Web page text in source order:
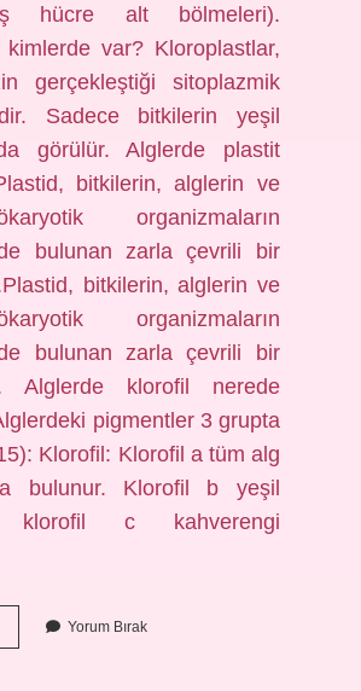
hücre alt bölmeleri).
kimlerde var? Kloroplastlar,
gerçekleştiği sitoplazmik
Sadece bitkilerin yeşil
görülür. Alglerde plastit
bitkilerin, alglerin ve
organizmaların
bulunan zarla çevrili bir
bitkilerin, alglerin ve
organizmaların
bulunan zarla çevrili bir
Alglerde klorofil nerede
pigmentler 3 grupta
Klorofil: Klorofil a tüm alg
bulunur. Klorofil b yeşil
klorofil c kahverengi
Yorum Bırak